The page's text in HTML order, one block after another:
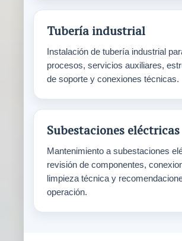
Tubería industrial
Instalación de tubería industrial
procesos, servicios auxiliares,
de soporte y conexiones técnicas.
Subestaciones eléctricas
Mantenimiento a subestaciones
revisión de componentes,
limpieza técnica y
operación.